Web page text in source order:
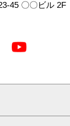
45 〇〇ビル 2F